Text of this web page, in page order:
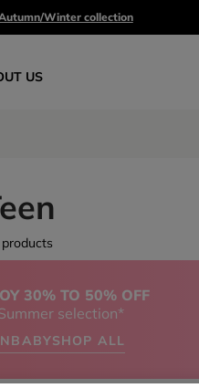
Winter collection
US
30% TO 50% OFF
selection*
BABYSHOP ALL